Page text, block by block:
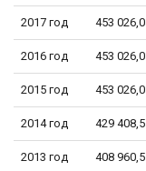
2017 год 453 026,0
2016 год 453 026,0
2015 год 453 026,0
2014 год 429 408,5
2013 год 408 960,5